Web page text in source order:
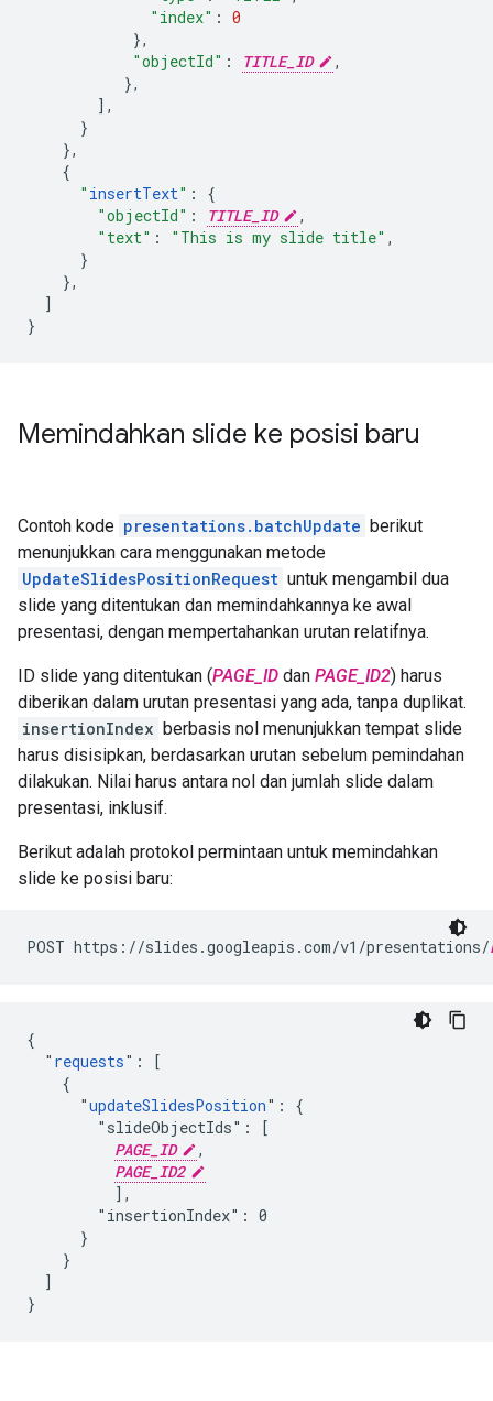
"index" : 0
},
"objectId" : TITLE_ID
,
},
],
}
},
{
" insertText" :
{
"objectId" : TITLE_ID
,
"text" : "This is my slide title" ,
}
},
]
}
Memindahkan slide ke posisi baru
Contoh kode presentations.batchUpdate berikut
menunjukkan cara menggunakan metode
UpdateSlidesPositionRequest untuk mengambil dua
slide yang ditentukan dan memindahkannya ke awal
presentasi, dengan mempertahankan urutan relatifnya.
ID slide yang ditentukan (PAGE_ID dan PAGE_ID2) harus
diberikan dalam urutan presentasi yang ada, tanpa duplikat.
insertionIndex berbasis nol menunjukkan tempat slide
harus disisipkan, berdasarkan urutan sebelum pemindahan
dilakukan. Nilai harus antara nol dan jumlah slide dalam
presentasi, inklusif.
Berikut adalah protokol permintaan untuk memindahkan
slide ke posisi baru:
POST https://slides.googleapis.com/v1/presentations/
{
  "
requests": [
    {
      "
updateSlidesPosition": {
        "slideObjectIds": [
PAGE_ID
,
PAGE_ID2
          ],
        "insertionIndex": 0
      }
    }
  ]
}